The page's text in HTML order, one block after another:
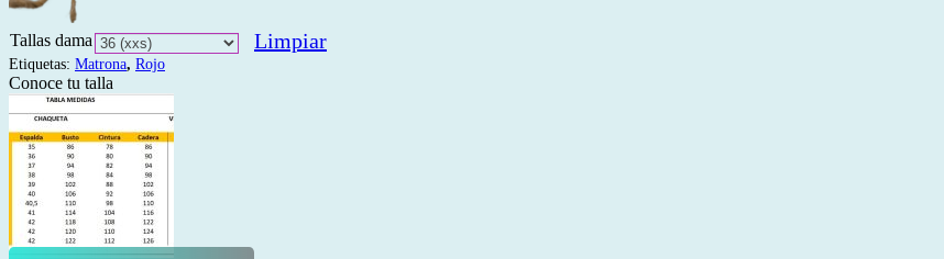
Tallas dama Limpiar
Etiquetas: Matrona, Rojo
Conoce tu talla